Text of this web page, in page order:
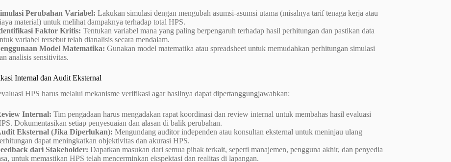
Perubahan Variabel: Lakukan simulasi dengan mengubah asumsi-asumsi utama (misalnya tarif tenaga kerja atau
material) untuk melihat dampaknya terhadap total HPS.
Faktor Kritis: Tentukan variabel mana yang paling berpengaruh terhadap hasil perhitungan dan pastikan data
variabel tersebut telah dianalisis secara mendalam.
Model Matematika: Gunakan model matematika atau spreadsheet untuk memudahkan perhitungan simulasi
analisis sensitivitas.
Internal dan Audit Eksternal
HPS harus melalui mekanisme verifikasi agar hasilnya dapat dipertanggungjawabkan:
Internal: Tim pengadaan harus mengadakan rapat koordinasi dan review internal untuk membahas hasil evaluasi
Dokumentasikan setiap penyesuaian dan alasan di balik perubahan.
Eksternal (Jika Diperlukan): Mengundang auditor independen atau konsultan eksternal untuk meninjau ulang
dapat meningkatkan objektivitas dan akurasi HPS.
dari Stakeholder: Dapatkan masukan dari semua pihak terkait, seperti manajemen, pengguna akhir, dan penyedia
untuk memastikan HPS telah mencerminkan ekspektasi dan realitas di lapangan.